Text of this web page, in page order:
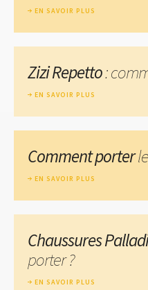
EN SAVOIR PLUS
Zizi Repetto:
EN SAVOIR PLUS
Comment porter
EN SAVOIR PLUS
Chaussures
porter ?
EN SAVOIR PLUS